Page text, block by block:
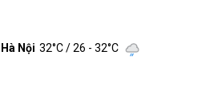
Hà Nội 32°C/ 26 - 32°C